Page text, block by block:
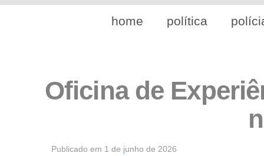
home política
Oficina de
Publicado em 1 de junho de 2026